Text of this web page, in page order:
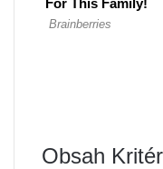
Obsah